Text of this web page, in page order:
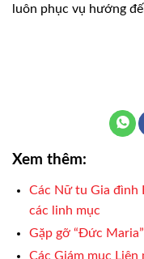
luôn phục vụ hướng
Xem thêm:
Các Nữ tu Gia đình
các linh mục
Gặp gỡ “Đức
Các Giám mục Liên